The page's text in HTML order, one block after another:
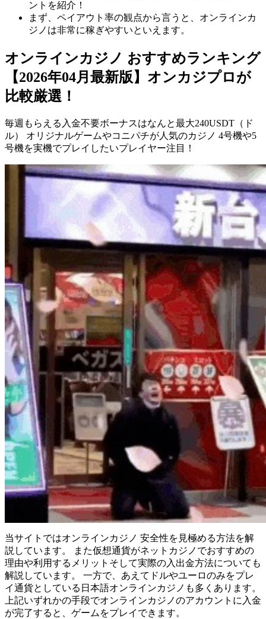
ントを紹介！
まず、ペイアウト率の観点から言うと、オンラインカ
ジノは非常に稼ぎやすいといえます。
オンラインカジノ おすすめランキング
【2026年04月最新版】オンカジプロが
比較厳選！
毎週もらえる入金不要ボーナスはなんと最大240USDT（ド
ル） オリジナルゲームやコニパチが人気のカジノ 4号機や5
号機を実機でプレイしたいプレイヤー注目！
当サイトではオンラインカジノ 安全性を見極める方法を解
説しています。 また仮想通貨がネットカジノでおすすめの
理由や利用するメリットそして実際の入出金方法についても
解説しています。 一方で、あえてドルやユーロのみをプレ
イ通貨としている日本語オンラインカジノも多くあります。
上記いずれかの手段でオンラインカジノのアカウントに入金
が完了すると、ゲームをプレイできます。